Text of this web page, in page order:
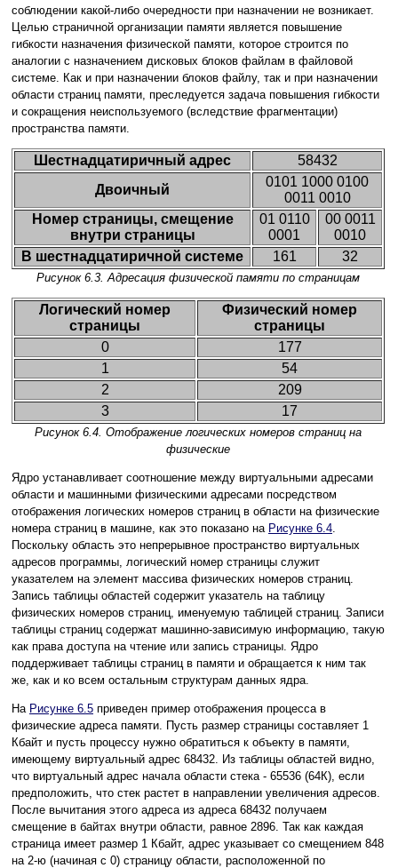
соблюдении какой-либо очередности при назначении не возникает.
Целью страничной организации памяти является повышение
гибкости назначения физической памяти, которое строится по
аналогии с назначением дисковых блоков файлам в файловой
системе. Как и при назначении блоков файлу, так и при назначении
области страниц памяти, преследуется задача повышения гибкости
и сокращения неиспользуемого (вследствие фрагментации)
пространства памяти.
Шестнадцатиричный адрес
58432
Двоичный
0101 1000 0100
0011 0010
Номер страницы, смещение
внутри страницы
01 0110
0001
00 0011
0010
В шестнадцатиричной системе
161 32
Рисунок 6.3. Адресация физической памяти по страницам
Логический номер
страницы
Физический номер
страницы
0
177
1
54
2
209
3
17
Рисунок 6.4. Отображение логических номеров страниц на
физические
Ядро устанавливает соотношение между виртуальными адресами
области и машинными физическими адресами посредством
отображения логических номеров страниц в области на физические
номера страниц в машине, как это показано на Рисунке 6.4
Поскольку область это непрерывное пространство виртуальных
адресов программы, логический номер страницы служит
указателем на элемент массива физических номеров страниц.
Запись таблицы областей содержит указатель на таблицу
физических номеров страниц, именуемую таблицей страниц. Записи
таблицы страниц содержат машинно-зависимую информацию, такую
как права доступа на чтение или запись страницы. Ядро
поддерживает таблицы страниц в памяти и обращается к ним так
же, как и ко всем остальным структурам данных ядра.
На Рисунке 6.5 приведен пример отображения процесса в
физические адреса памяти. Пусть размер страницы составляет 1
Кбайт и пусть процессу нужно обратиться к объекту в памяти,
имеющему виртуальный адрес 68432. Из таблицы областей видно,
что виртуальный адрес начала области стека - 65536 (64К), если
предположить, что стек растет в направлении увеличения адресов.
После вычитания этого адреса из адреса 68432 получаем
смещение в байтах внутри области, равное 2896. Так как каждая
страница имеет размер 1 Кбайт, адрес указывает со смещением 848
на 2-ю (начиная с 0) страницу области, расположенной по